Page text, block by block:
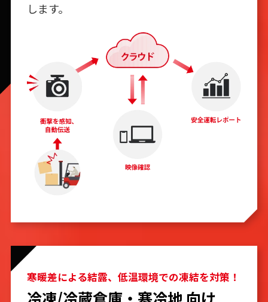
します。
寒暖差による結露、低温環境での凍結を対策！
冷凍/冷蔵倉庫・寒冷地 向け